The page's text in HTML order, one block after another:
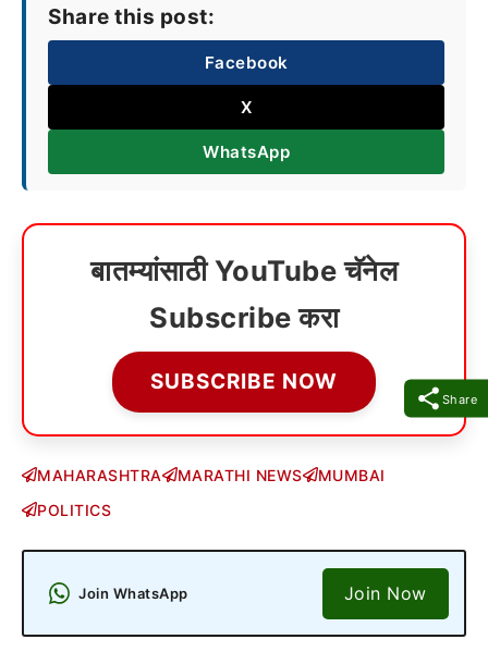
Share
Share this post:
Facebook
X
WhatsApp
बातम्यांसाठी YouTube चॅनेल
Subscribe करा
SUBSCRIBE NOW
MAHARASHTRA MARATHI NEWS
MUMBAI
POLITICS
Join WhatsApp Join Now